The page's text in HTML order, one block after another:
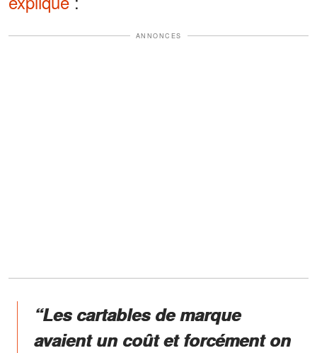
ANNONCES
“Les cartables de marque
avaient un coût et forcément on